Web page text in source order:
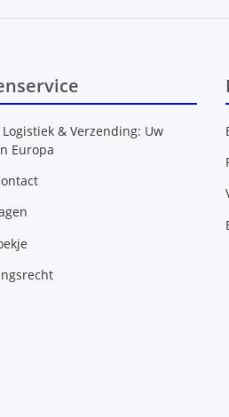
& Verzending: Uw
Europa